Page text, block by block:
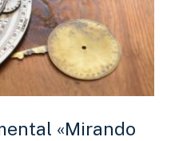
«Mirando